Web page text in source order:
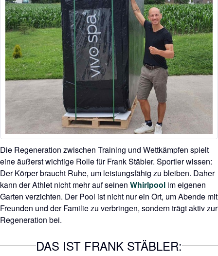
Die Regeneration zwischen Training und Wettkämpfen spielt
eine äußerst wichtige Rolle für Frank Stäbler. Sportler wissen:
Der Körper braucht Ruhe, um leistungsfähig zu bleiben. Daher
kann der Athlet nicht mehr auf seinen Whirlpool im eigenen
Garten verzichten. Der Pool ist nicht nur ein Ort, um Abende mit
Freunden und der Familie zu verbringen, sondern trägt aktiv zur
Regeneration bei.
DAS IST FRANK STÄBLER: